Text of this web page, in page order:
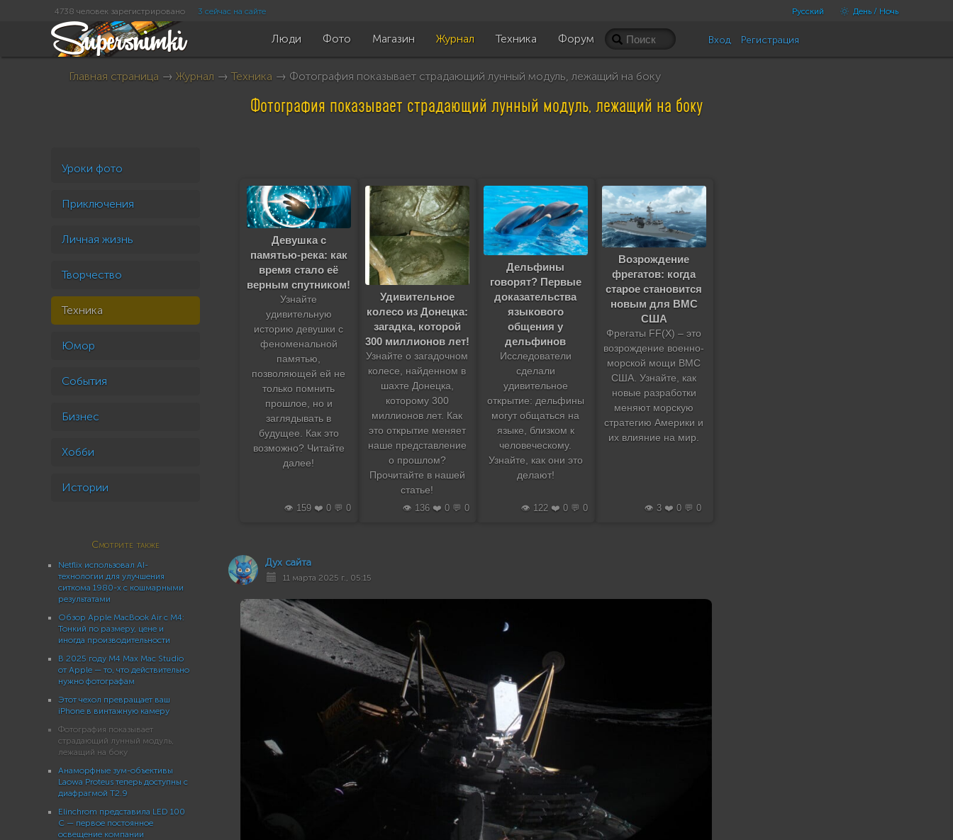
Русский День / Ночь
4738 человек зарегистрировано 3 сейчас на сайте
Люди Фото Магазин Журнал Техника Форум Вход Регистрация
Главная страница → Журнал → Техника → Фотография показывает страдающий лунный модуль, лежащий на боку
Фотография показывает страдающий лунный модуль, лежащий на боку
Уроки фото
Приключения
Личная жизнь
Творчество
Техника
Юмор
События
Бизнес
Хобби
Истории
Смотрите также
Netflix использовал AI-
технологии для улучшения
ситкома 1980-х с кошмарными
результатами
Обзор Apple MacBook Air с M4:
Тонкий по размеру, цене и
иногда производительности
В 2025 году M4 Max Mac Studio
от Apple — то, что действительно
нужно фотографам
Этот чехол превращает ваш
iPhone в винтажную камеру
Фотография показывает
страдающий лунный модуль,
лежащий на боку
Анаморфные зум-объективы
Laowa Proteus теперь доступны с
диафрагмой T2.9
Elinchrom представила LED 100
C — первое постоянное
освещение компании
Девушка с
памятью-река: как
время стало её
верным спутником!
Узнайте
удивительную
историю девушки с
феноменальной
памятью,
позволяющей ей не
только помнить
прошлое, но и
заглядывать в
будущее. Как это
возможно? Читайте
далее!
👁️ 159 ❤️ 0 💬 0
Удивительное
колесо из Донецка:
загадка, которой
300 миллионов лет!
Узнайте о загадочном
колесе, найденном в
шахте Донецка,
которому 300
миллионов лет. Как
это открытие меняет
наше представление
о прошлом?
Прочитайте в нашей
статье!
👁️ 136 ❤️ 0 💬 0
Дельфины
говорят? Первые
доказательства
языкового
общения у
дельфинов
Исследователи
сделали
удивительное
открытие: дельфины
могут общаться на
языке, близком к
человеческому.
Узнайте, как они это
делают!
👁️ 122 ❤️ 0 💬 0
Возрождение
фрегатов: когда
старое становится
новым для ВМС
США
Фрегаты FF(X) – это
возрождение военно-
морской мощи ВМС
США. Узнайте, как
новые разработки
меняют морскую
стратегию Америки и
их влияние на мир.
👁️ 3 ❤️ 0 💬 0
Дух сайта
11 марта 2025 г., 05:15